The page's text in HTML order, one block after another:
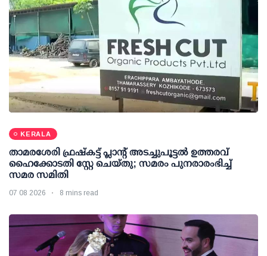
KERALA
താമരശേരി ഫ്രഷ്കട്ട് പ്ലാന്റ് അടച്ചുപൂട്ടൽ ഉത്തരവ്
ഹൈക്കോടതി സ്റ്റേ ചെയ്തു; സമരം പുനരാരംഭിച്ച്
സമര സമിതി
07 08 2026 8 mins read